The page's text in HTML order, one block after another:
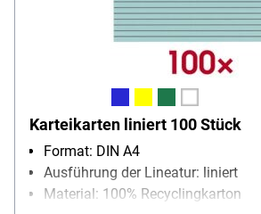
Karteikarten liniert 100 Stück
Format: DIN A4
Ausführung der Lineatur: liniert
Material: 100% Recyclingkarton